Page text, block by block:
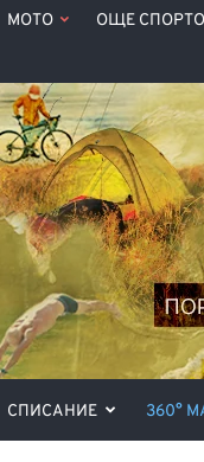
МОТО ОЩЕ
СПИСАНИЕ 360°